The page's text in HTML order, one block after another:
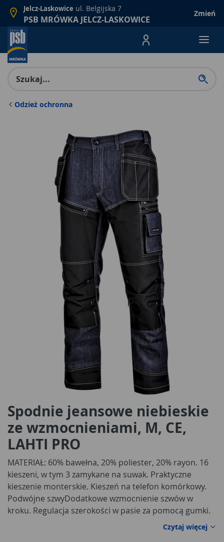
Jelcz-Laskowice ul. Belgijska 7
PSB MRÓWKA JELCZ-LASKOWICE
Zmień
Menu Produktów,
Odzież ochronna
Spodnie jeansowe niebieskie
ze wzmocnieniami, M, CE,
LAHTI PRO
MATERIAŁ: 60% bawełna, 20% poliester, 20% rayon. 16
kieszeni, w tym 3 zamykane na suwak. Praktyczne
kieszenie monterskie. Kieszeń na telefon komórkowy.
Podwójne szwyDodatkowe wzmocnienie szwów w
kroku. Regulacja szerokości w pasie za pomocą gumki.
Możliwość wydłużenia nogawek (+2,5 cm). Oczko na
klucze. 6 szlufek na młotek/miarkę. Szlufki na pasek.
Czytaj więcej